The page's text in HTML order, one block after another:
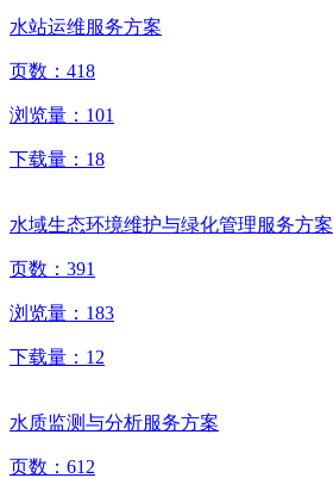
水站运维服务方案
页数： 418
浏览量： 101
下载量： 18
水域生态环境维护与绿化管理服务方案
页数： 391
浏览量： 183
下载量： 12
水质监测与分析服务方案
页数： 612